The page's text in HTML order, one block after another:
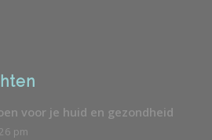
voor je huid en gezondheid
pm